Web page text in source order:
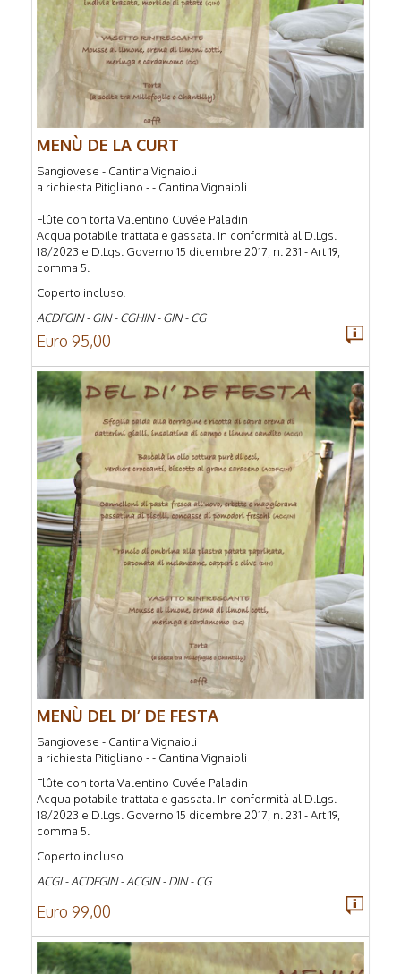
MENÙ DE LA CURT
Sangiovese - Cantina Vignaioli
a richiesta Pitigliano - - Cantina Vignaioli
Flûte con torta Valentino Cuvée Paladin
Acqua potabile trattata e gassata. In conformità al D.Lgs.
18/2023 e D.Lgs. Governo 15 dicembre 2017, n. 231 - Art 19,
comma 5.
Coperto incluso.
ACDFGIN - GIN - CGHIN - GIN - CG
Euro 95,00
MENÙ DEL DI’ DE FESTA
Sangiovese - Cantina Vignaioli
a richiesta Pitigliano - - Cantina Vignaioli
Flûte con torta Valentino Cuvée Paladin
Acqua potabile trattata e gassata. In conformità al D.Lgs.
18/2023 e D.Lgs. Governo 15 dicembre 2017, n. 231 - Art 19,
comma 5.
Coperto incluso.
ACGI - ACDFGIN - ACGIN - DIN - CG
Euro 99,00